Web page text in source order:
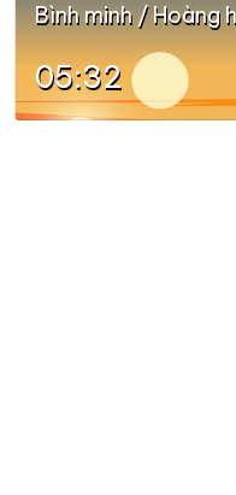
Bình minh / Hoàng
05:32